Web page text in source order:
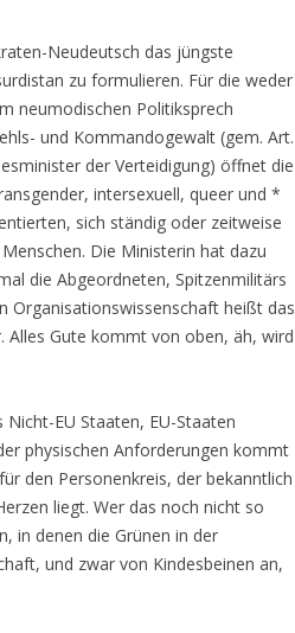
Neudeutsch das jüngste
zu formulieren. Für die weder
neumodischen Politiksprech
und Kommandogewalt (gem. Art.
der Verteidigung) öffnet die
intersexuell, queer und *
sich ständig oder zeitweise
Die Ministerin hat dazu
die Abgeordneten, Spitzenmilitärs
Organisationswissenschaft heißt das
Alles Gute kommt von oben, äh, wird
EU Staaten, EU-Staaten
physischen Anforderungen kommt
den Personenkreis, der bekanntlich
liegt. Wer das noch nicht so
in denen die Grünen in der
und zwar von Kindesbeinen an,